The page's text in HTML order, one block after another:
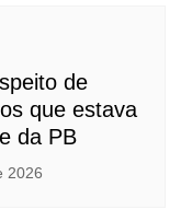
de
que estava
da PB
2026